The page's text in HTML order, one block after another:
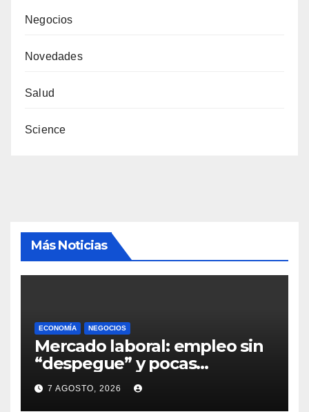
Negocios
Novedades
Salud
Science
Más Noticias
ECONOMÍA NEGOCIOS
Mercado laboral: empleo sin
“despegue” y pocas
expectativas empresariales
sobre aumento de personal
7 AGOSTO, 2026